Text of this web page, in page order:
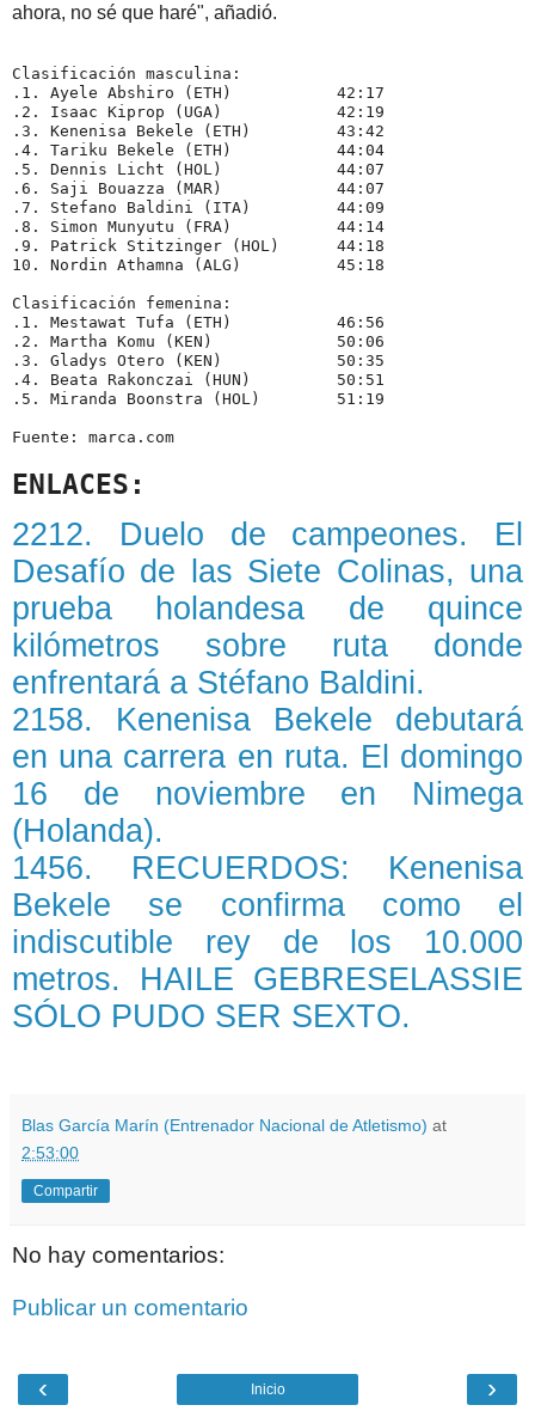
ahora, no sé que haré", añadió.
Clasificación masculina:
.1. Ayele Abshiro (ETH)           42:17
.2. Isaac Kiprop (UGA)            42:19
.3. Kenenisa Bekele (ETH)         43:42
.4. Tariku Bekele (ETH)           44:04
.5. Dennis Licht (HOL)            44:07
.6. Saji Bouazza (MAR)            44:07
.7. Stefano Baldini (ITA)         44:09
.8. Simon Munyutu (FRA)           44:14
.9. Patrick Stitzinger (HOL)      44:18
10. Nordin Athamna (ALG)          45:18
Clasificación femenina:
.1. Mestawat Tufa (ETH)           46:56
.2. Martha Komu (KEN)             50:06
.3. Gladys Otero (KEN)            50:35
.4. Beata Rakonczai (HUN)         50:51
.5. Miranda Boonstra (HOL)        51:19
Fuente: marca.com
ENLACES:
2212. Duelo de campeones. El
Desafío de las Siete Colinas, una
prueba holandesa de quince
kilómetros sobre ruta donde
enfrentará a Stéfano Baldini.
2158. Kenenisa Bekele debutará
en una carrera en ruta. El domingo
16 de noviembre en Nimega
(Holanda).
1456. RECUERDOS: Kenenisa
Bekele se confirma como el
indiscutible rey de los 10.000
metros. HAILE GEBRESELASSIE
SÓLO PUDO SER SEXTO.
Blas García Marín (Entrenador Nacional de Atletismo) at
2:53:00
Compartir
No hay comentarios:
Publicar un comentario
‹ ›
Inicio